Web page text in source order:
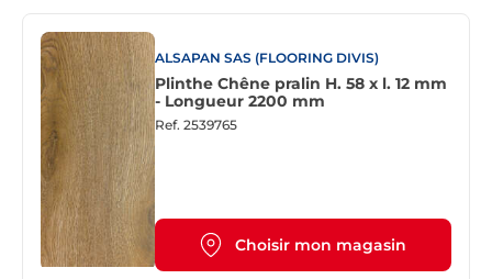
ALSAPAN SAS (FLOORING DIVIS)
Plinthe Chêne pralin H. 58 x l. 12 mm
- Longueur 2200 mm
Ref. 2539765
Choisir mon magasin